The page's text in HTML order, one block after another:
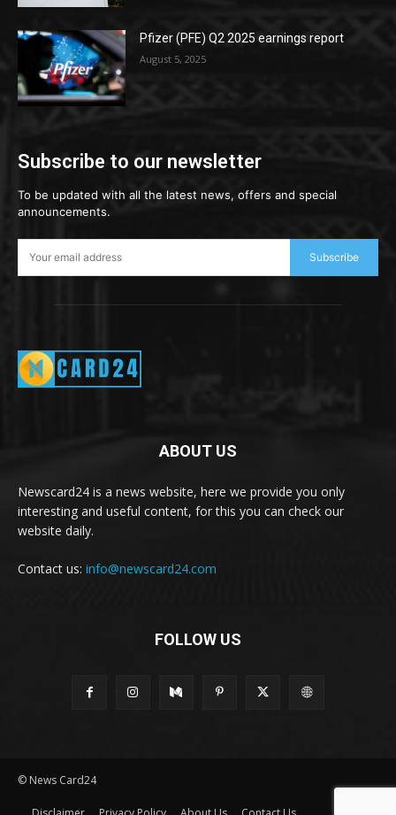
Pfizer (PFE) Q2 2025 earnings report
August 5, 2025
Subscribe to our newsletter
To be updated with all the latest news, offers and special
announcements.
Subscribe
ABOUT US
Newscard24 is a news website, here we provide you only
interesting and useful content, for this you can check our
website daily.
Contact us: info@newscard24.com
FOLLOW US
© News Card24